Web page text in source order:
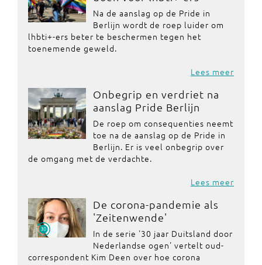
Na de aanslag op de Pride in
Berlijn wordt de roep luider om
lhbti+-ers beter te beschermen tegen het
toenemende geweld.
Lees meer
Onbegrip en verdriet na
aanslag Pride Berlijn
De roep om consequenties neemt
toe na de aanslag op de Pride in
Berlijn. Er is veel onbegrip over
de omgang met de verdachte.
Lees meer
De corona-pandemie als
'Zeitenwende'
In de serie '30 jaar Duitsland door
Nederlandse ogen' vertelt oud-
correspondent Kim Deen over hoe corona